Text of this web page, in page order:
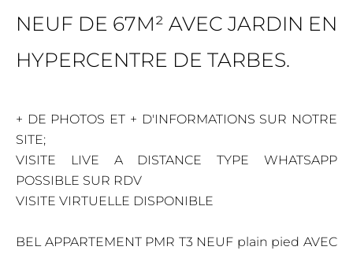
NEUF DE 67M² AVEC JARDIN EN
HYPERCENTRE DE TARBES.
+ DE PHOTOS ET + D'INFORMATIONS SUR NOTRE
SITE;
VISITE LIVE A DISTANCE TYPE WHATSAPP
POSSIBLE SUR RDV
VISITE VIRTUELLE DISPONIBLE
BEL APPARTEMENT PMR T3 NEUF plain pied AVEC